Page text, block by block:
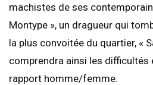
machistes de ses
Montype », un dragueur qui
la plus convoitée du quartier, «
comprendra ainsi les difficultés
rapport homme/femme.